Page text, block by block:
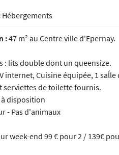
à recevoir nos propositions commerciales à
vous désinscrire à tout moment en utilisant
INSCRIPTION
Hébergements
:47 m² au Centre ville d'Epernay.
: lits double dont un queensize.
internet, Cuisine équipée, 1
serviettes de toilette fournis.
à disposition
- Pas d'animaux
week-end 99 € pour 2 / 139€